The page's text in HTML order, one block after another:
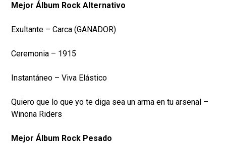
Mejor Álbum Rock Alternativo
Exultante – Carca (GANADOR)
Ceremonia – 1915
Instantáneo – Viva Elástico
Quiero que lo que yo te diga sea un arma en tu arsenal –
Winona Riders
Mejor Álbum Rock Pesado